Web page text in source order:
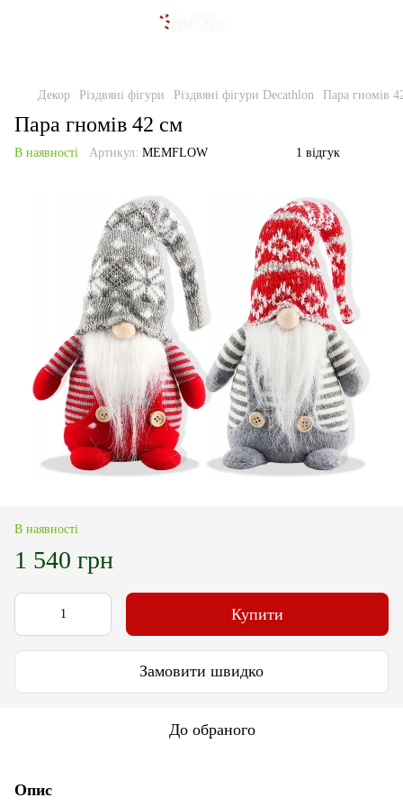
Декор Різдвяні фігури Різдвяні фігури Decathlon Пара гномів
Пара гномів 42 см
В наявності Артикул: MEMFLOW 1 відгук
В наявності
1 540 грн
Купити
Замовити швидко
До обраного
Опис